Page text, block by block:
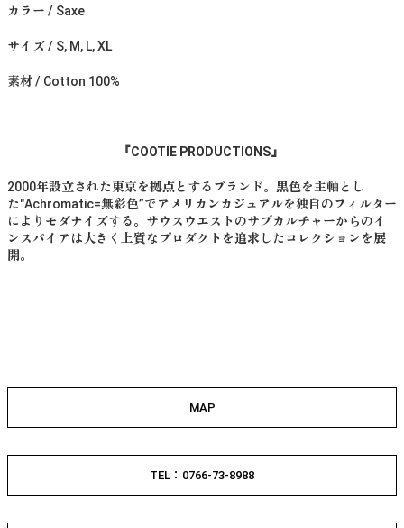
カラー / Saxe
サイズ / S, M, L, XL
素材 / Cotton 100%
『COOTIE PRODUCTIONS』
2000年設立された東京を拠点とするブランド。黒色を主軸とし
た"Achromatic=無彩色”でアメリカンカジュアルを独自のフィルター
によりモダナイズする。サウスウエストのサブカルチャーからのイ
ンスパイアは大きく上質なプロダクトを追求したコレクションを展
開。
MAP
TEL：0766-73-8988